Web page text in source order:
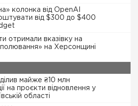
колонка від OpenAI
від $300 до $400
отримали вказівку на
полювання» на Херсонщині
майже ₴10 млн
на проєкти відновлення у
області